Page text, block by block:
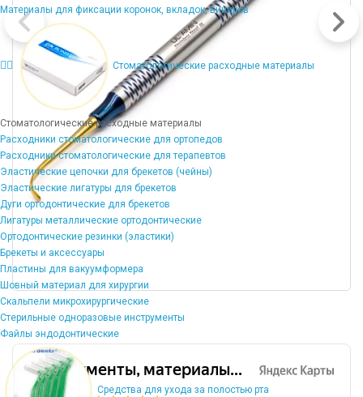
Материалы для фиксации коронок, вкладок, виниров
Стоматологические расходные материалы
Стоматологические расходные материалы
Расходники стоматологические для ортопедов
Расходники стоматологические для терапевтов
Эластические цепочки для брекетов (чейны)
Эластические лигатуры для брекетов
Дуги ортодонтические для брекетов
Лигатуры металлические ортодонтические
Ортодонтические резинки (эластики)
Брекеты и аксессуары
Пластины для вакуумформера
Шовный материал для хирургии
Скальпели микрохирургические
Стерильные одноразовые инструменты
Файлы эндодонтические
Средства для ухода за полостью рта